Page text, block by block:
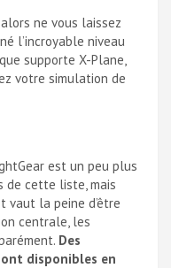
ne vous laissez
l’incroyable niveau
supporte X-Plane,
votre simulation de
est un peu plus
de cette liste, mais
vaut la peine d’être
centrale, les
Des
disponibles en